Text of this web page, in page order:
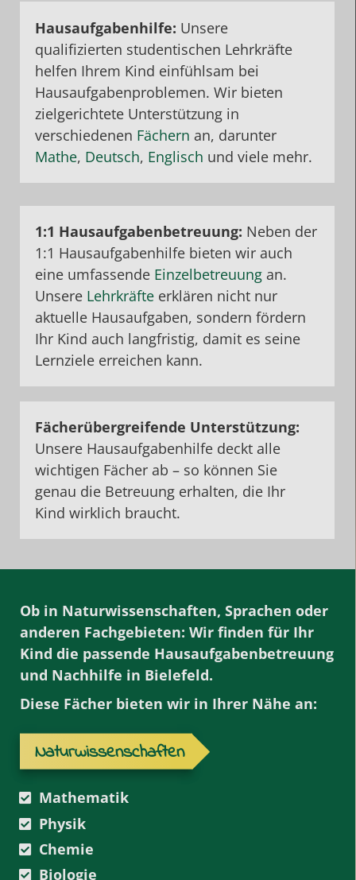
Hausaufgabenhilfe: Unsere
qualifizierten studentischen Lehrkräfte
helfen Ihrem Kind einfühlsam bei
Hausaufgabenproblemen. Wir bieten
zielgerichtete Unterstützung in
verschiedenen Fächern an, darunter
Mathe, Deutsch, Englisch und viele mehr.
1:1 Hausaufgabenbetreuung: Neben der
1:1 Hausaufgabenhilfe bieten wir auch
eine umfassende Einzelbetreuung an.
Unsere Lehrkräfte erklären nicht nur
aktuelle Hausaufgaben, sondern fördern
Ihr Kind auch langfristig, damit es seine
Lernziele erreichen kann.
Fächerübergreifende Unterstützung:
Unsere Hausaufgabenhilfe deckt alle
wichtigen Fächer ab – so können Sie
genau die Betreuung erhalten, die Ihr
Kind wirklich braucht.
Ob in Naturwissenschaften, Sprachen oder
anderen Fachgebieten: Wir finden für Ihr
Kind die passende Hausaufgabenbetreuung
und Nachhilfe in Bielefeld.
Diese Fächer bieten wir in Ihrer Nähe an:
Naturwissenschaften
Mathematik
Physik
Chemie
Biologie